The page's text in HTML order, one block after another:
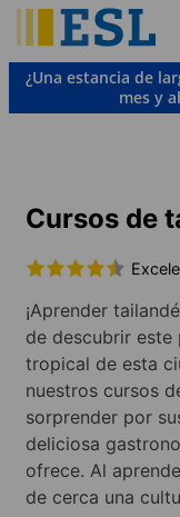
to
main
content
¿Una estancia de
mes y
Cursos de
¡Aprender
de descubrir este
tropical de esta
nuestros cursos
sorprender por
deliciosa
ofrece. Al
de cerca una